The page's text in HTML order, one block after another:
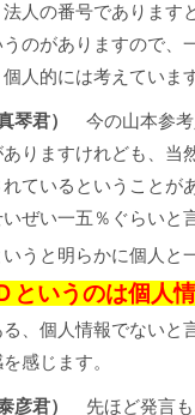
人の番号であります
のがありますので、
人的には考えています
琴君）
今の山本参考
りますけれども、当
ているということが
ぜい一五％ぐらいと
うと明らかに個人と
というのは個人
、個人情報でないと
感じます。
彦君）
先ほど発言も